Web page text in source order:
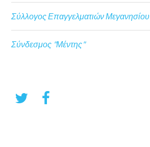
Σύλλογος Επαγγελματιών Μεγανησίου
Σύνδεσμος "Μέντης"